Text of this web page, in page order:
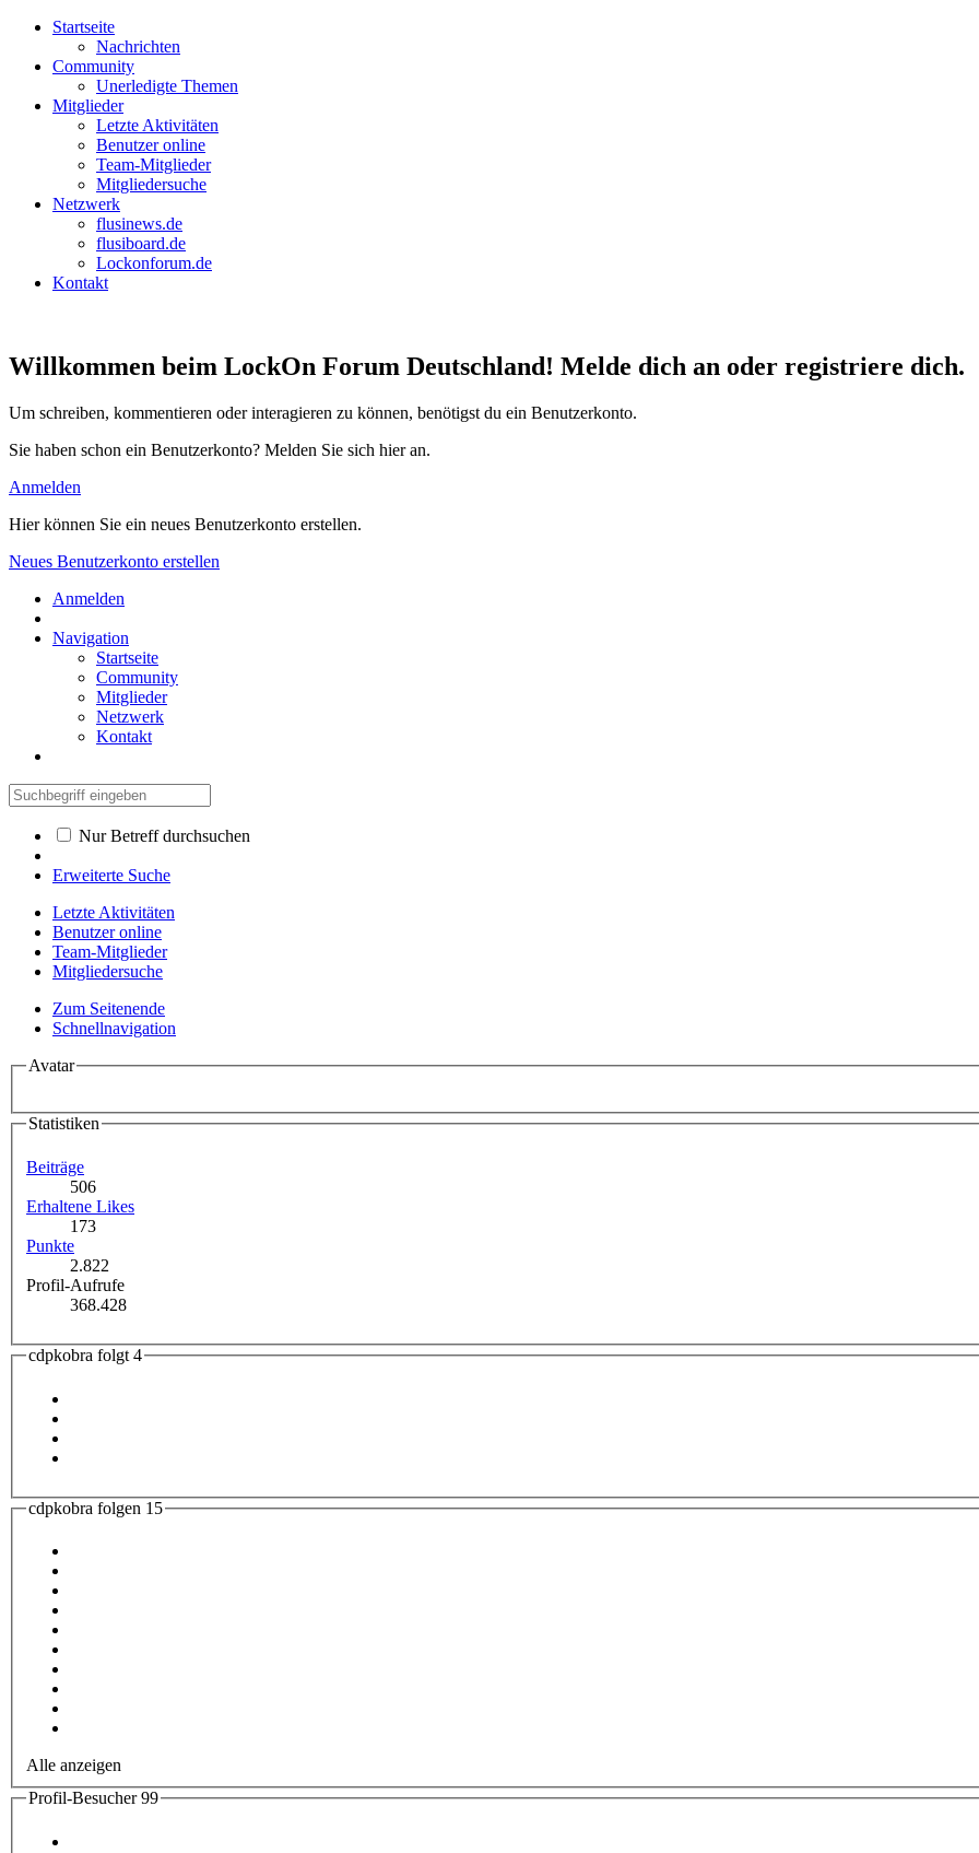
Startseite
Nachrichten
Community
Unerledigte Themen
Mitglieder
Letzte Aktivitäten
Benutzer online
Team-Mitglieder
Mitgliedersuche
Netzwerk
flusinews.de
flusiboard.de
Lockonforum.de
Kontakt
Willkommen beim LockOn Forum Deutschland! Melde dich an oder registriere dich.
Um schreiben, kommentieren oder interagieren zu können, benötigst du ein Benutzerkonto.
Sie haben schon ein Benutzerkonto? Melden Sie sich hier an.
Anmelden
Hier können Sie ein neues Benutzerkonto erstellen.
Neues Benutzerkonto erstellen
Anmelden
Navigation
Startseite
Community
Mitglieder
Netzwerk
Kontakt
Nur Betreff durchsuchen
Erweiterte Suche
Letzte Aktivitäten
Benutzer online
Team-Mitglieder
Mitgliedersuche
Zum Seitenende
Schnellnavigation
Avatar
Statistiken
Beiträge
506
Erhaltene Likes
173
Punkte
2.822
Profil-Aufrufe
368.428
cdpkobra folgt 4
cdpkobra folgen 15
Alle anzeigen
Profil-Besucher99